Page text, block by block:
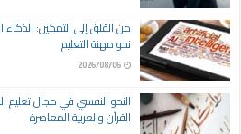
من القلق إلى التمكين: الذكاء
نحو مهنة التعليم
2026/08/06
النحو النفسي في مجال تعليم
القرآن والعربية المعاصرة